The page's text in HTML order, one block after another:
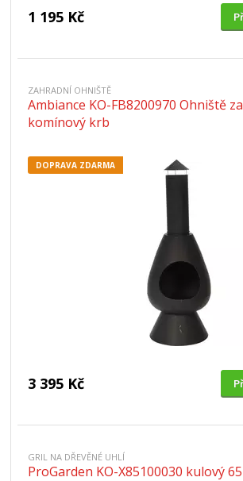
1 195 Kč
ZAHRADNÍ OHNIŠTĚ
Ambiance KO-FB8200970 Ohniště
komínový krb
DOPRAVA ZDARMA
3 395 Kč
GRIL NA DŘEVĚNÉ UHLÍ
ProGarden KO-X85100030 kulový